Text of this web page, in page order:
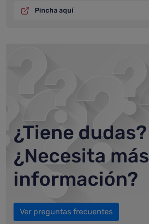
Pincha aquí
¿Tiene dudas?
¿Necesita más
información?
Ver preguntas frecuentes